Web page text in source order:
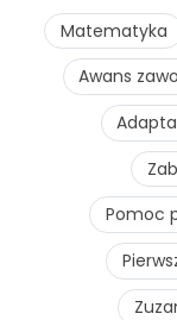
Matematyka
Awans
Pomoc